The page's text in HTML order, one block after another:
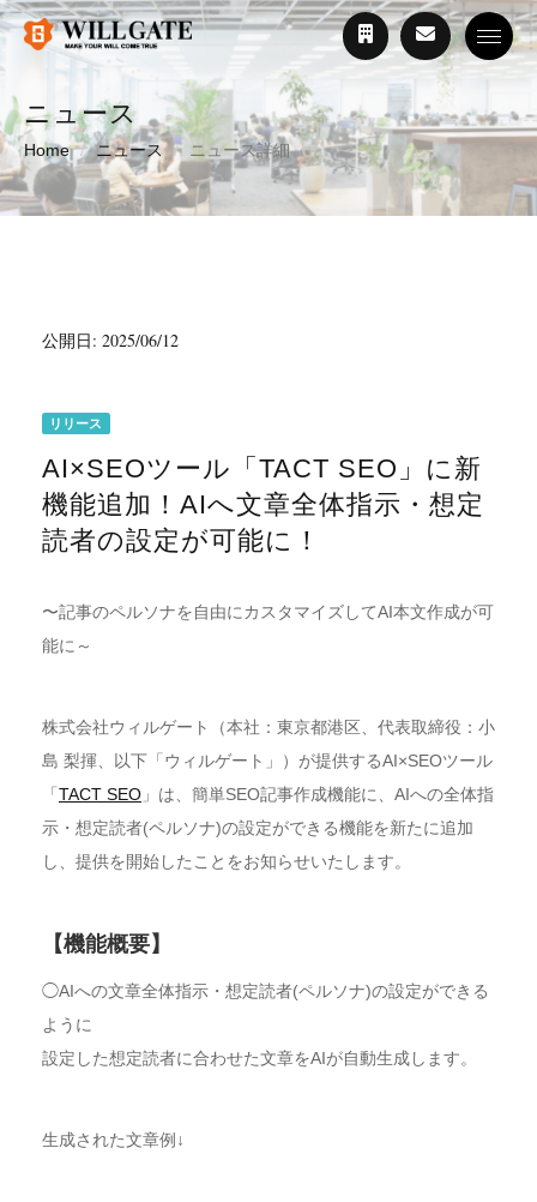
ニュース
Home ニュース ニュース詳細
公開日: 2025/06/12
リリース
AI×SEOツール「TACT SEO」に新
機能追加！AIへ文章全体指示・想定
読者の設定が可能に！
〜記事のペルソナを自由にカスタマイズしてAI本文作成が可
能に～
株式会社ウィルゲート（本社：東京都港区、代表取締役：小
島 梨揮、以下「ウィルゲート」）が提供するAI×SEOツール
「 TACT SEO 」は、簡単SEO記事作成機能に、AIへの全体指
示・想定読者(ペルソナ)の設定ができる機能を新たに追加
し、提供を開始したことをお知らせいたします。
【機能概要】
◯AIへの文章全体指示・想定読者(ペルソナ)の設定ができる
ように
設定した想定読者に合わせた文章をAIが自動生成します。
生成された文章例↓